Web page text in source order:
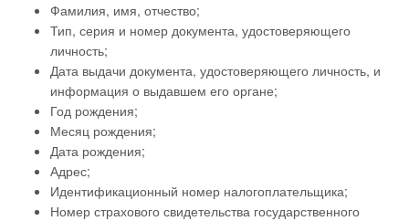
Фамилия, имя, отчество;
Тип, серия и номер документа, удостоверяющего
личность;
Дата выдачи документа, удостоверяющего личность, и
информация о выдавшем его органе;
Год рождения;
Месяц рождения;
Дата рождения;
Адрес;
Идентификационный номер налогоплательщика;
Номер страхового свидетельства государственного